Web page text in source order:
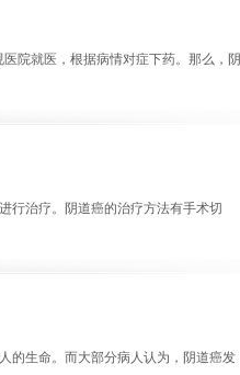
院就医，根据病情对症下药。那么，阴
治疗。阴道癌的治疗方法有手术切
生命。而大部分病人认为，阴道癌发